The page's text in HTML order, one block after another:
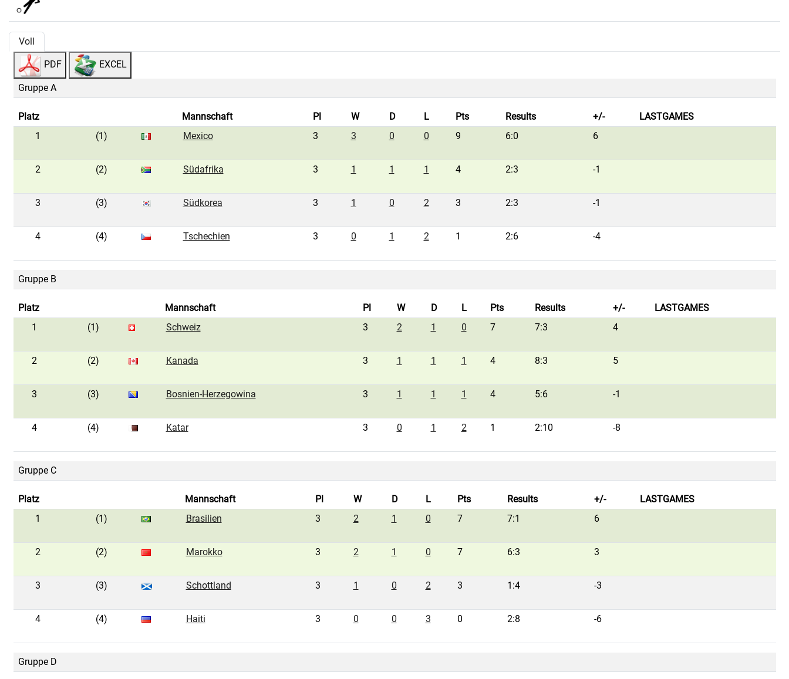
Voll
PDF EXCEL
Gruppe A
Platz Mannschaft Pl W D L Pts Results +/-
LASTGAMES
1
(1) Mexico 3 3 0 0 9 6:0 6
2 (2) Südafrika 3 1 1 1 4 2:3 -1
3 (3) Südkorea 3 1 0 2 3 2:3 -1
4 (4) Tschechien 3 0 1 2 1 2:6 -4
Gruppe B
Platz Mannschaft Pl W D L Pts Results +/-
LASTGAMES
1
(1) Schweiz 3 2 1 0 7 7:3 4
2 (2) Kanada 3 1 1 1 4 8:3 5
3 (3) Bosnien-Herzegowina 3 1 1 1 4 5:6 -1
4 (4) Katar 3 0 1 2 1 2:10 -8
Gruppe C
Platz Mannschaft Pl W D L Pts Results +/-
LASTGAMES
1
(1) Brasilien 3 2 1 0 7 7:1 6
2 (2) Marokko 3 2 1 0 7 6:3 3
3 (3) Schottland 3 1 0 2 3 1:4 -3
4 (4) Haiti 3 0 0 3 0 2:8 -6
Gruppe D